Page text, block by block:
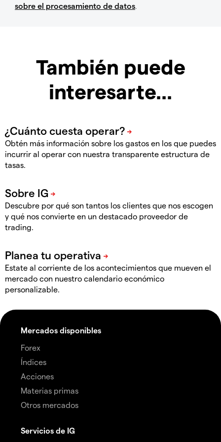
sobre el procesamiento de datos.
También puede
interesarte...
Obtén más información sobre los gastos en los que puedes
incurrir al operar con nuestra transparente estructura de
tasas.
Descubre por qué son tantos los clientes que nos escogen
y qué nos convierte en un destacado proveedor de
trading.
Estate al corriente de los acontecimientos que mueven el
mercado con nuestro calendario económico
personalizable.
Mercados disponibles
Forex
Índices
Acciones
Materias primas
Otros mercados
Servicios de IG